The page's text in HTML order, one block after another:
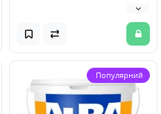
Популярний